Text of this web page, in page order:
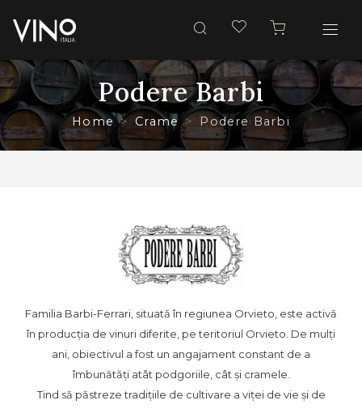
Podere Barbi
Home Crame Podere Barbi
Familia Barbi-Ferrari, situată în regiunea Orvieto, este activă
în producția de vinuri diferite, pe teritoriul Orvieto. De mulți
ani, obiectivul a fost un angajament constant de a
îmbunătăți atât podgoriile, cât și cramele.
Tind să păstreze tradițiile de cultivare a viței de vie și de